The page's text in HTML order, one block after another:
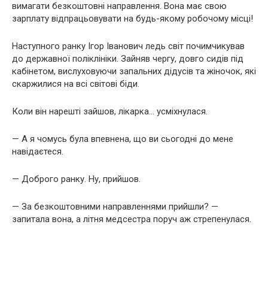
вимагати безкоштовні направлення. Вона має свою
зарплату відпрацьовувати на будь-якому робочому місці!
Наступного ранку Ігор Іванович ледь світ почимчикував
до державної поліклініки. Зайняв чергу, довго сидів під
кабінетом, вислуховуючи запальних дідусів та жіночок, які
скаржилися на всі світові біди.
Коли він нарешті зайшов, лікарка… усміхнулася.
— А я чомусь була впевнена, що ви сьогодні до мене
навідаєтеся.
— Доброго ранку. Ну, прийшов.
— За безкоштовними направленнями прийшли? —
запитала вона, а літня медсестра поруч аж стрепенулася.